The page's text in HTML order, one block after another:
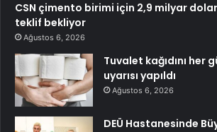
CSN çimento birimi için 2,9 milyar
teklif bekliyor
Ağustos 6, 2026
Tuvalet kağıdını her
uyarısı yapıldı
Ağustos 6, 2026
DEÜ Hastanesinde